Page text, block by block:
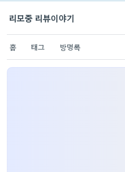
리모중 리뷰이야기
홈 태그 방명록